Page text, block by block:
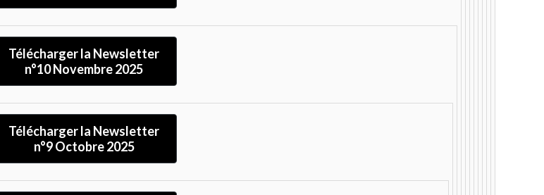
Télécharger la Newsletter
n°10 Novembre 2025
Télécharger la Newsletter
n°9 Octobre 2025